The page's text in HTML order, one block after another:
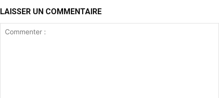
LAISSER UN COMMENTAIRE